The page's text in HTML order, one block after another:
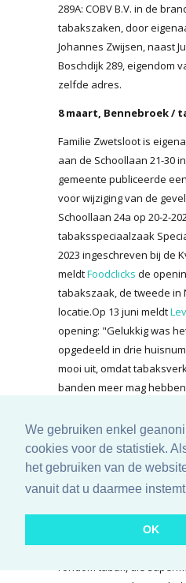
We gebruiken enkel
cookies voor de statistiek.
het gebruiken van de
vanuit dat u daarmee
OK
289A: COBV B.V. in de
tabakszaken, door
Johannes Zwijsen, naast
Boschdijk 289, eigendom
zelfde adres.
8 maart, Bennebroek /
Familie Zwetsloot is
aan de Schoollaan 21-30
gemeente publiceerde een
voor wijziging van de
Schoollaan 24a op 20-2-
tabaksspeciaalzaak
2023 ingeschreven bij de
meldtFoodclicks de
tabakszaak, de tweede in
locatie.Op 13 juni meldt
opening: "Gelukkig was
opgedeeld in drie
mooi uit, omdat
banden meer mag
opgericht”, aldus
SPOT is een formule van
onderdeel van
Convenience Concept
Foodclicks. “Het
antwoord op de
rondom tabak, die